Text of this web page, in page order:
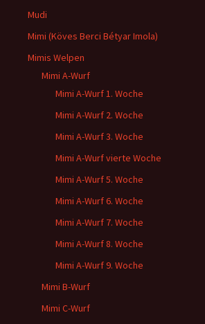
Mudi
Mimi (Köves Berci Bétyar Imola)
Mimis Welpen
Mimi A-Wurf
Mimi A-Wurf 1. Woche
Mimi A-Wurf 2. Woche
Mimi A-Wurf 3. Woche
Mimi A-Wurf vierte Woche
Mimi A-Wurf 5. Woche
Mimi A-Wurf 6. Woche
Mimi A-Wurf 7. Woche
Mimi A-Wurf 8. Woche
Mimi A-Wurf 9. Woche
Mimi B-Wurf
Mimi C-Wurf